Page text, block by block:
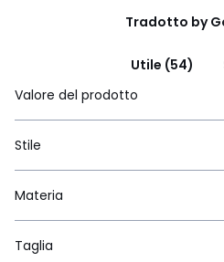
Tradotto by
Utile (54)
Valore del prodotto
Stile
Materia
Taglia